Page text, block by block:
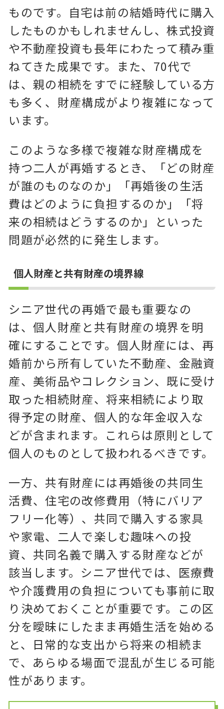
ものです。自宅は前の結婚時代に購入
したものかもしれませんし、株式投資
や不動産投資も長年にわたって積み重
ねてきた成果です。また、70代で
は、親の相続をすでに経験している方
も多く、財産構成がより複雑になって
います。
このような多様で複雑な財産構成を
持つ二人が再婚するとき、「どの財産
が誰のものなのか」「再婚後の生活
費はどのように負担するのか」「将
来の相続はどうするのか」といった
問題が必然的に発生します。
個人財産と共有財産の境界線
シニア世代の再婚で最も重要なの
は、個人財産と共有財産の境界を明
確にすることです。個人財産には、再
婚前から所有していた不動産、金融資
産、美術品やコレクション、既に受け
取った相続財産、将来相続により取
得予定の財産、個人的な年金収入な
どが含まれます。これらは原則として
個人のものとして扱われるべきです。
一方、共有財産には再婚後の共同生
活費、住宅の改修費用（特にバリア
フリー化等）、共同で購入する家具
や家電、二人で楽しむ趣味への投
資、共同名義で購入する財産などが
該当します。シニア世代では、医療費
や介護費用の負担についても事前に取
り決めておくことが重要です。この区
分を曖昧にしたまま再婚生活を始める
と、日常的な支出から将来の相続ま
で、あらゆる場面で混乱が生じる可能
性があります。